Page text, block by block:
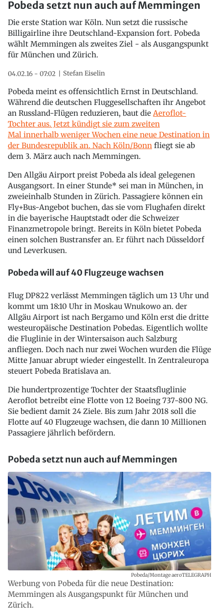
Pobeda setzt nun auch auf Memmingen
Die erste Station war Köln. Nun setzt die russische
Billigairline ihre Deutschland-Expansion fort. Pobeda
wählt Memmingen als zweites Ziel - als Ausgangspunkt
für München und Zürich.
04.02.16 - 07:02 Stefan Eiselin
Pobeda meint es offensichtlich Ernst in Deutschland.
Während die deutschen Fluggesellschaften ihr Angebot
an Russland-Flügen reduzieren, baut die Aeroflot-
Tochter aus. Jetzt kündigt sie zum zweiten
Mal innerhalb weniger Wochen eine neue Destination in
der Bundesrepublik an. Nach Köln/Bonn fliegt sie ab
dem 3. März auch nach Memmingen.
Den Allgäu Airport preist Pobeda als ideal gelegenen
Ausgangsort. In einer Stunde* sei man in München, in
zweieinhalb Stunden in Zürich. Passagiere können ein
Fly+Bus-Angebot buchen, das sie vom Flughafen direkt
in die bayerische Hauptstadt oder die Schweizer
Finanzmetropole bringt. Bereits in Köln bietet Pobeda
einen solchen Bustransfer an. Er führt nach Düsseldorf
und Leverkusen.
Pobeda will auf 40 Flugzeuge wachsen
Flug DP822 verlässt Memmingen täglich um 13 Uhr und
kommt um 18:10 Uhr in Moskau Wnukowo an. der
Allgäu Airport ist nach Bergamo und Köln erst die dritte
westeuropäische Destination Pobedas. Eigentlich wollte
die Fluglinie in der Wintersaison auch Salzburg
anfliegen. Doch nach nur zwei Wochen wurden die Flüge
Mitte Januar abrupt wieder eingestellt. In Zentraleuropa
steuert Pobeda Bratislava an.
Die hundertprozentige Tochter der Staatsfluglinie
Aeroflot betreibt eine Flotte von 12 Boeing 737-800 NG.
Sie bedient damit 24 Ziele. Bis zum Jahr 2018 soll die
Flotte auf 40 Flugzeuge wachsen, die dann 10 Millionen
Passagiere jährlich befördern.
Pobeda setzt nun auch auf Memmingen
Werbung von Pobeda für die neue Destination:
Memmingen als Ausgangspunkt für München und
Zürich.
Pobeda/Montage aeroTELEGRAPH